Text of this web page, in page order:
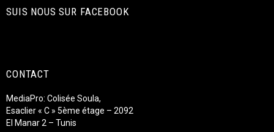
SUIS NOUS SUR FACEBOOK
CONTACT
MediaPro: Colisée Soula,
Esaclier « C » 5ème étage – 2092
El Manar 2 – Tunis